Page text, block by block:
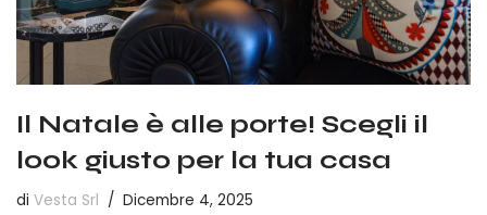
Il Natale è alle porte! Scegli il
look giusto per la tua casa
di Vesta Srl Dicembre 4, 2025